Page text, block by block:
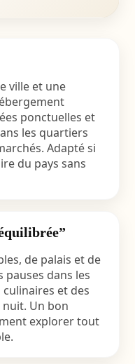
ville et une
ponctuelles et
les quartiers
Adapté si
du pays sans
de palais et de
pauses dans les
et des
nuit. Un bon
explorer tout